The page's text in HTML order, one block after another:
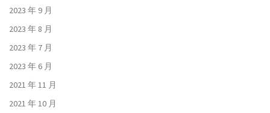
2023 年 9 月
2023 年 8 月
2023 年 7 月
2023 年 6 月
2021 年 11 月
2021 年 10 月